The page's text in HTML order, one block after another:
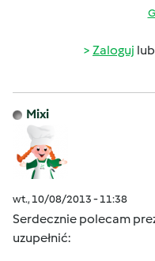
Zaloguj lub
Mixi
wt., 10/08/2013 - 11:38
Serdecznie polecam
uzupełnić: